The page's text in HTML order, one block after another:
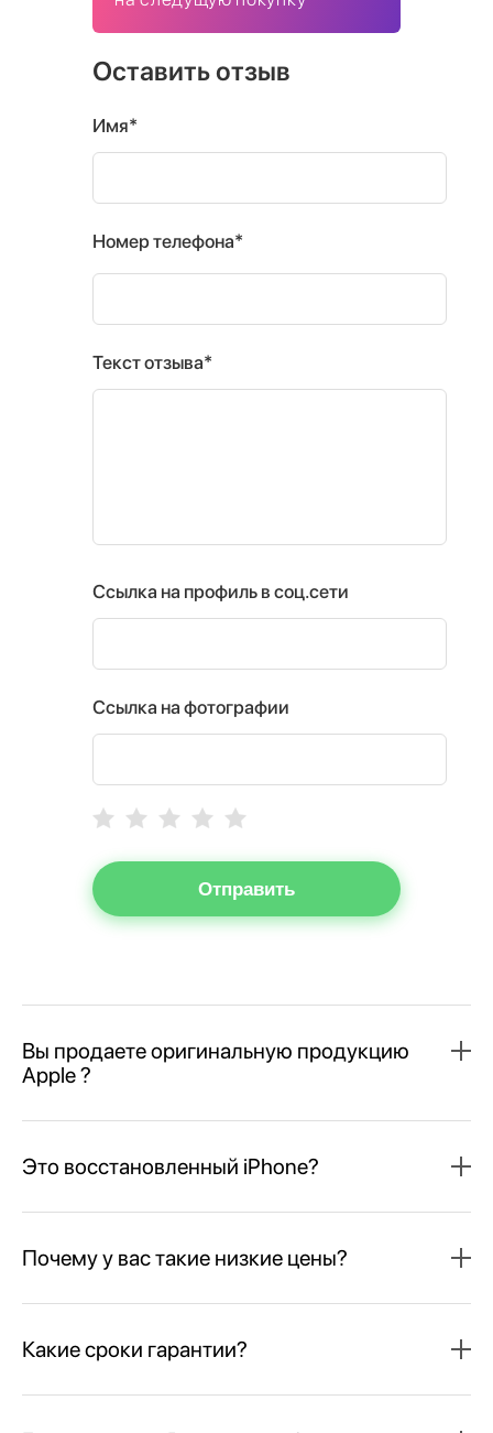
Оставить отзыв
Имя*
Номер телефона*
Текст отзыва*
Ссылка на профиль в соц.сети
Ссылка на фотографии
Отправить
Вы продаете оригинальную продукцию
Apple ?
Это восстановленный iPhone?
Почему у вас такие низкие цены?
Какие сроки гарантии?